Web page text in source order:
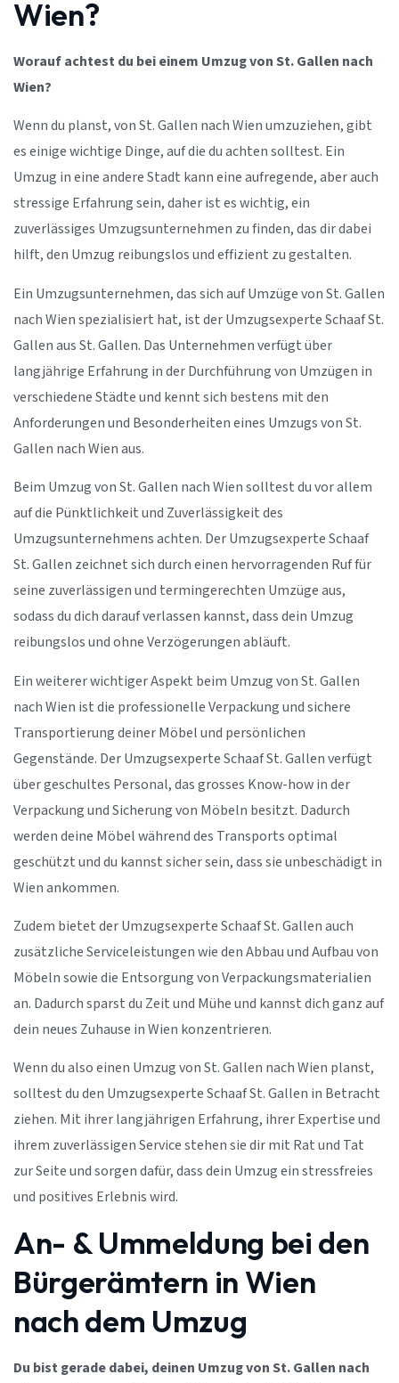
Wien?
Worauf achtest du bei einem Umzug von St. Gallen nach
Wien?
Wenn du planst, von St. Gallen nach Wien umzuziehen, gibt
es einige wichtige Dinge, auf die du achten solltest. Ein
Umzug in eine andere Stadt kann eine aufregende, aber auch
stressige Erfahrung sein, daher ist es wichtig, ein
zuverlässiges Umzugsunternehmen zu finden, das dir dabei
hilft, den Umzug reibungslos und effizient zu gestalten.
Ein Umzugsunternehmen, das sich auf Umzüge von St. Gallen
nach Wien spezialisiert hat, ist der Umzugsexperte Schaaf St.
Gallen aus St. Gallen. Das Unternehmen verfügt über
langjährige Erfahrung in der Durchführung von Umzügen in
verschiedene Städte und kennt sich bestens mit den
Anforderungen und Besonderheiten eines Umzugs von St.
Gallen nach Wien aus.
Beim Umzug von St. Gallen nach Wien solltest du vor allem
auf die Pünktlichkeit und Zuverlässigkeit des
Umzugsunternehmens achten. Der Umzugsexperte Schaaf
St. Gallen zeichnet sich durch einen hervorragenden Ruf für
seine zuverlässigen und termingerechten Umzüge aus,
sodass du dich darauf verlassen kannst, dass dein Umzug
reibungslos und ohne Verzögerungen abläuft.
Ein weiterer wichtiger Aspekt beim Umzug von St. Gallen
nach Wien ist die professionelle Verpackung und sichere
Transportierung deiner Möbel und persönlichen
Gegenstände. Der Umzugsexperte Schaaf St. Gallen verfügt
über geschultes Personal, das grosses Know-how in der
Verpackung und Sicherung von Möbeln besitzt. Dadurch
werden deine Möbel während des Transports optimal
geschützt und du kannst sicher sein, dass sie unbeschädigt in
Wien ankommen.
Zudem bietet der Umzugsexperte Schaaf St. Gallen auch
zusätzliche Serviceleistungen wie den Abbau und Aufbau von
Möbeln sowie die Entsorgung von Verpackungsmaterialien
an. Dadurch sparst du Zeit und Mühe und kannst dich ganz auf
dein neues Zuhause in Wien konzentrieren.
Wenn du also einen Umzug von St. Gallen nach Wien planst,
solltest du den Umzugsexperte Schaaf St. Gallen in Betracht
ziehen. Mit ihrer langjährigen Erfahrung, ihrer Expertise und
ihrem zuverlässigen Service stehen sie dir mit Rat und Tat
zur Seite und sorgen dafür, dass dein Umzug ein stressfreies
und positives Erlebnis wird.
An- & Ummeldung bei den
Bürgerämtern in Wien
nach dem Umzug
Du bist gerade dabei, deinen Umzug von St. Gallen nach